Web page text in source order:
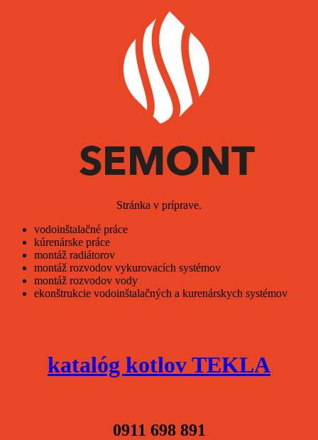
Stránka v príprave.
vodoinštalačné práce
kúrenárske práce
montáž radiátorov
montáž rozvodov vykurovacích systémov
montáž rozvodov vody
ekonštrukcie vodoinštalačných a kurenárskych systémov
katalóg kotlov TEKLA
0911 698 891